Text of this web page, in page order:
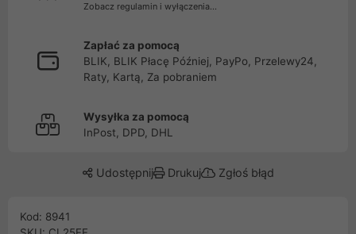
Zobacz regulamin i wyłączenia...
Zapłać za pomocą
BLIK, BLIK Płacę Później, PayPo, Przelewy24,
Raty, Kartą, Za pobraniem
Wysyłka za pomocą
InPost, DPD, DHL
Udostępnij Drukuj Zgłoś błąd
Kod: 8941